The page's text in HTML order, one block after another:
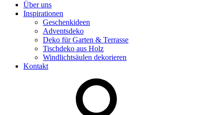
Über uns
Inspirationen
Geschenkideen
Adventsdeko
Deko für Garten & Terrasse
Tischdeko aus Holz
Windlichtsäulen dekorieren
Kontakt